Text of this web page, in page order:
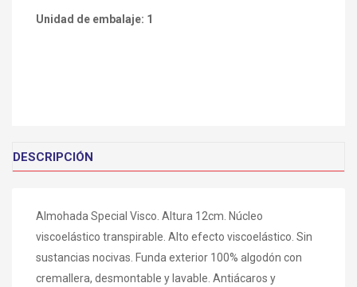
Unidad de embalaje: 1
DESCRIPCIÓN
Almohada Special Visco. Altura 12cm. Núcleo
viscoelástico transpirable. Alto efecto viscoelástico. Sin
sustancias nocivas. Funda exterior 100% algodón con
cremallera, desmontable y lavable. Antiácaros y